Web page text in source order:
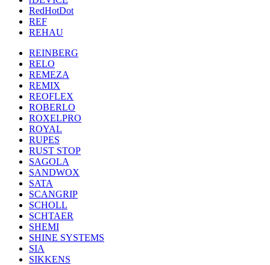
RedHotDot
REF
REHAU
REINBERG
RELO
REMEZA
REMIX
REOFLEX
ROBERLO
ROXELPRO
ROYAL
RUPES
RUST STOP
SAGOLA
SANDWOX
SATA
SCANGRIP
SCHOLL
SCHTAER
SHEMI
SHINE SYSTEMS
SIA
SIKKENS